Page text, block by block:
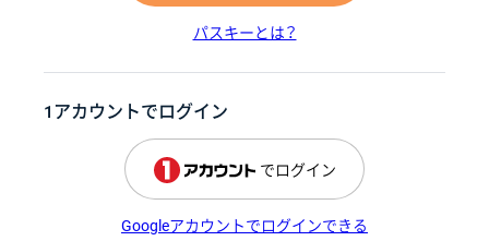
パスキーとは？
1アカウントでログイン
でログイン
Googleアカウントでログインできる